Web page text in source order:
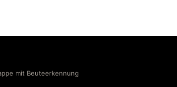
mit Beuteerkennung